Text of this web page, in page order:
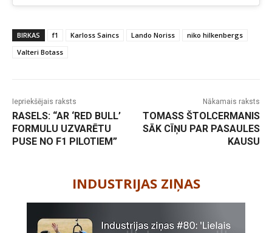
BIRKAS f1 Karloss Saincs Lando Noriss
niko hilkenbergs
Valteri Botass
Iepriekšējais raksts
RASELS: “AR ‘RED BULL’
FORMULU UZVARĒTU
PUSE NO F1 PILOTIEM”
Nākamais raksts
TOMASS ŠTOLCERMANIS
SĀK CĪŅU PAR PASAULES
KAUSU
INDUSTRIJAS ZIŅAS